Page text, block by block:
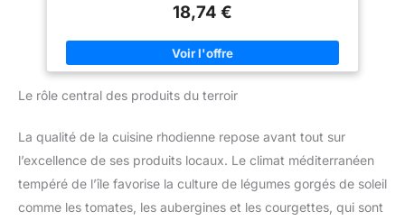
18,74 €
Le rôle central des produits du terroir
La qualité de la cuisine rhodienne repose avant tout sur
l’excellence de ses produits locaux. Le climat méditerranéen
tempéré de l’île favorise la culture de légumes gorgés de soleil
comme les tomates, les aubergines et les courgettes, qui sont